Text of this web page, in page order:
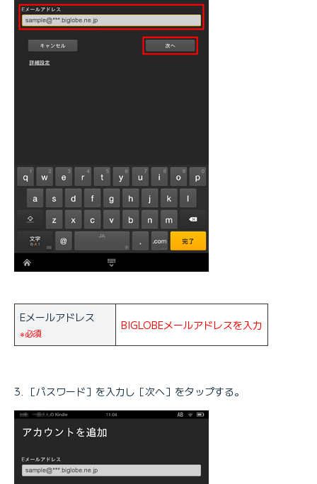
Eメールアドレス
※必須
BIGLOBEメールアドレスを入力
［パスワード］を入力し［次へ］をタップする。